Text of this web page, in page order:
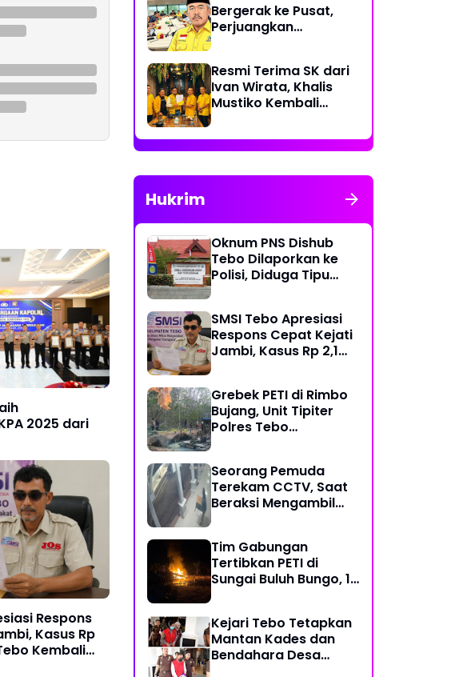
2025 dari
Respons
Kasus Rp
Kembali
Bergerak ke Pusat,
Perjuangkan
Resmi Terima SK dari
Ivan Wirata, Khalis
Mustiko Kembali
Liga Marisa Jadi
Sekretaris
Hukrim
Oknum PNS Dishub
Tebo Dilaporkan ke
Polisi, Diduga Tipu
Kerja
SMSI Tebo Apresiasi
Respons Cepat Kejati
Jambi, Kasus Rp 2,1
Grebek PETI di Rimbo
Bujang, Unit Tipiter
Polres Tebo
Cara Dibakar
Seorang Pemuda
Terekam CCTV, Saat
Beraksi Mengambil
Tim Gabungan
Tertibkan PETI di
Sungai Buluh Bungo, 15
Kejari Tebo Tetapkan
Mantan Kades dan
Bendahara Desa